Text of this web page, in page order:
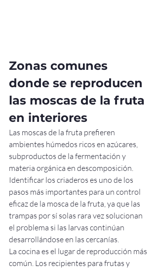
Zonas comunes
donde se reproducen
las moscas de la fruta
en interiores
Las moscas de la fruta prefieren
ambientes húmedos ricos en azúcares,
subproductos de la fermentación y
materia orgánica en descomposición.
Identificar los criaderos es uno de los
pasos más importantes para un control
eficaz de la mosca de la fruta, ya que las
trampas por sí solas rara vez solucionan
el problema si las larvas continúan
desarrollándose en las cercanías.
La cocina es el lugar de reproducción más
común. Los recipientes para frutas y